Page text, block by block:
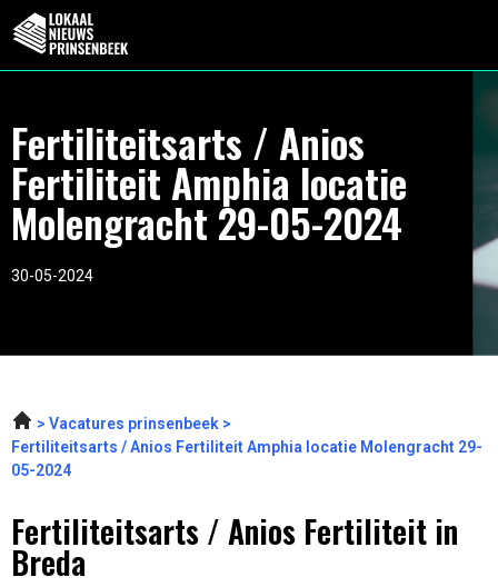
Fertiliteitsarts / Anios
Fertiliteit Amphia locatie
Molengracht 29-05-2024
30-05-2024
Vacatures prinsenbeek
Fertiliteitsarts / Anios Fertiliteit Amphia locatie Molengracht 29-
05-2024
Fertiliteitsarts / Anios Fertiliteit in
Breda